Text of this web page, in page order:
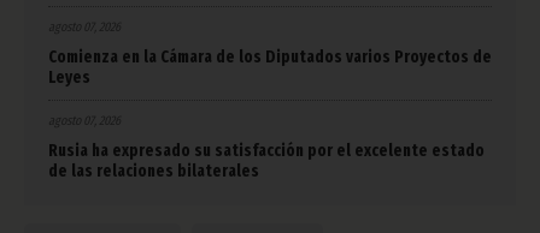
agosto 07, 2026
Comienza en la Cámara de los Diputados varios Proyectos de
Leyes
agosto 07, 2026
Rusia ha expresado su satisfacción por el excelente estado
de las relaciones bilaterales